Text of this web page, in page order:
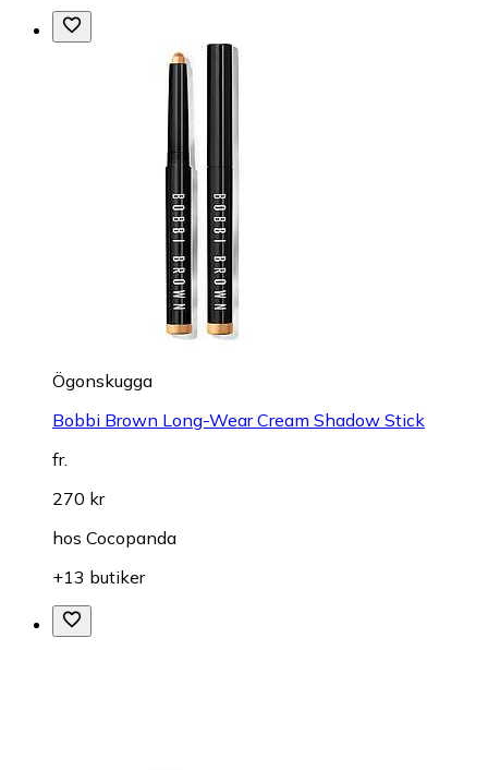
Ögonskugga
Bobbi Brown Long-Wear Cream Shadow Stick
fr.
270 kr
hos Cocopanda
+13 butiker